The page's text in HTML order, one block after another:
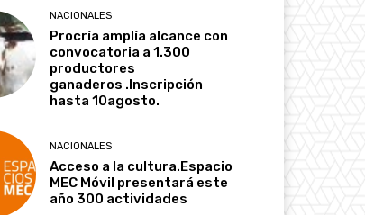
NACIONALES
Procría amplía alcance con
convocatoria a 1.300
productores
ganaderos .Inscripción
hasta 10agosto.
NACIONALES
Acceso a la cultura.Espacio
MEC Móvil presentará este
año 300 actividades